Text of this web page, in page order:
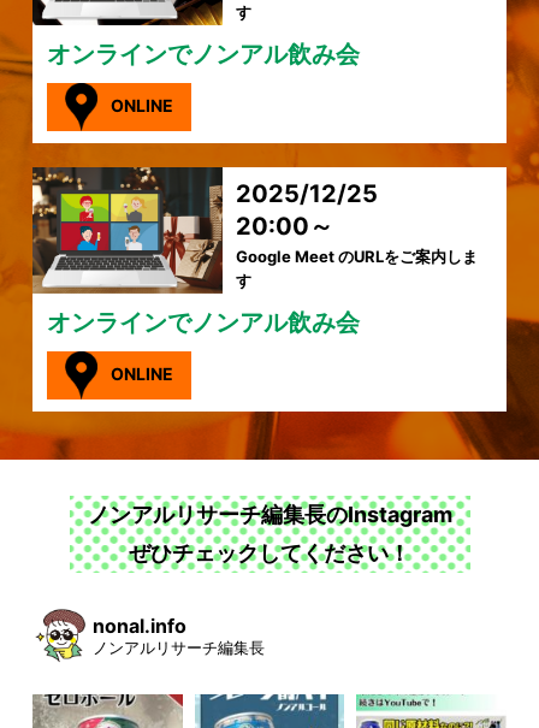
す
オンラインでノンアル飲み会
ONLINE
2025/12/25
20:00～
Google Meet のURLをご案内しま
す
オンラインでノンアル飲み会
ONLINE
ノンアルリサーチ編集長のInstagram
ぜひチェックしてください！
nonal.info
ノンアルリサーチ編集長